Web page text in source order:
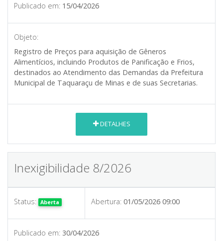
Publicado em: 15/04/2026
Objeto:
Registro de Preços para aquisição de Gêneros
Alimentícios, incluindo Produtos de Panificação e Frios,
destinados ao Atendimento das Demandas da Prefeitura
Municipal de Taquaraçu de Minas e de suas Secretarias.
DETALHES
Inexigibilidade 8/2026
Status: Aberta Abertura: 01/05/2026 09:00
Publicado em: 30/04/2026